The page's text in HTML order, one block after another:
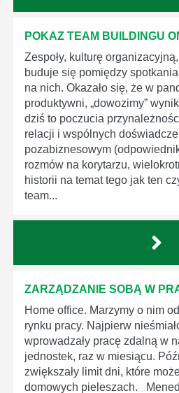
POKAZ TEAM BUILDINGU
Zespoły, kulturę
buduje się pomiędzy
na nich. Okazało się, że w
produktywni, „dowozimy”
dziś to poczucia
relacji i wspólnych
pozabiznesowym
rozmów na korytarzu,
historii na temat tego jak ten
team...
ZARZĄDZANIE SOBĄ W
Home office. Marzymy o nim
rynku pracy. Najpierw
wprowadzały pracę zdalną w
jednostek, raz w miesiącu.
zwiększały limit dni, które
domowych pieleszach.